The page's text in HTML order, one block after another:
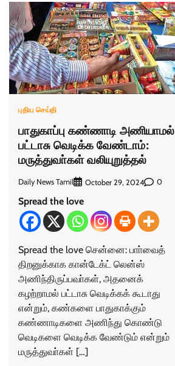
புதிய செய்தி
பாதுகாப்பு கண்ணாடி அணியாமல்
பட்டாசு வெடிக்க வேண்டாம்:
மருத்துவா்கள் வலியுறுத்தல்
Daily News Tamil October 29, 2024 0
Spread the love
Spread the love சென்னை: பாா்வைத்
திறனுக்காக கான்டேக்ட் லென்ஸ்
அணிந்திருப்பவா்கள், அதனைக்
கழற்றாமல் பட்டாசு வெடிக்கக் கூடாது
என்றும், கண்களை பாதுகாக்கும்
கண்ணாடிகளை அணிந்து கொண்டு
வெடிகளை வெடிக்க வேண்டும் என்றும்
மருத்துவா்கள் […]